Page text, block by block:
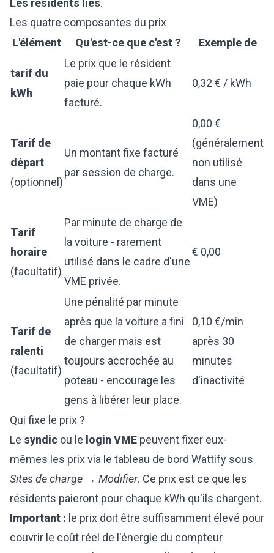
Les résidents liés.
Les quatre composantes du prix
L'élément
Qu'est-ce que c'est ? Exemple de
tarif du
kWh
Le prix que le résident
paie pour chaque kWh
facturé.
0,32 € / kWh
Tarif de
départ
(optionnel)
Un montant fixe facturé
par session de charge.
0,00 €
(généralement
non utilisé
dans une
VME)
Tarif
horaire
(facultatif)
Par minute de charge de
la voiture - rarement
utilisé dans le cadre d'une
VME privée.
€ 0,00
Tarif de
ralenti
(facultatif)
Une pénalité par minute
après que la voiture a fini
de charger mais est
toujours accrochée au
poteau - encourage les
gens à libérer leur place.
0,10 €/min
après 30
minutes
d'inactivité
Qui fixe le prix ?
Le syndic ou le login VME peuvent fixer eux-
mêmes les prix via le tableau de bord Wattify sous
Sites de charge → Modifier. Ce prix est ce que les
résidents paieront pour chaque kWh qu'ils chargent.
Important : le prix doit être suffisamment élevé pour
couvrir le coût réel de l'énergie du compteur